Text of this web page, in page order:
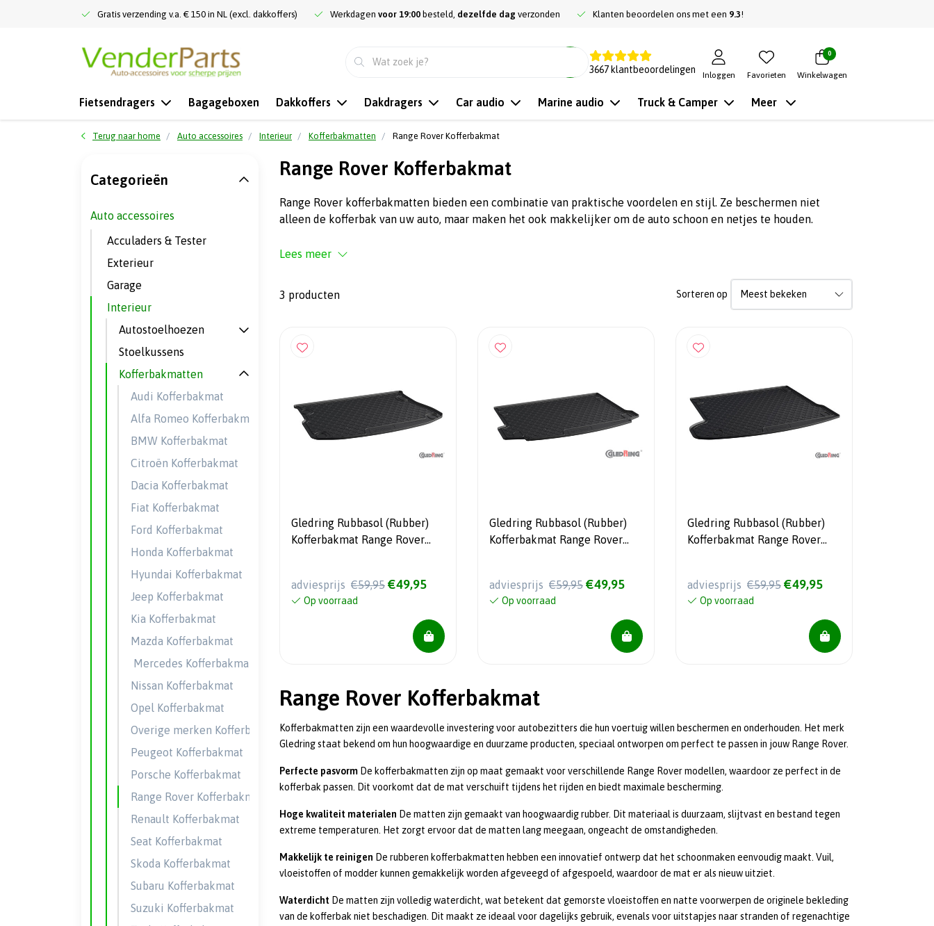
Gratis verzending v.a. € 150 in NL (excl. dakkoffers) Werkdagen voor 19:00 besteld, dezelfde dag verzonden Klanten beoordelen ons met een 9.3!
3667 klantbeoordelingen
Inloggen Favorieten
0
Winkelwagen
Fietsendragers Bagageboxen Dakkoffers Dakdragers Car audio Marine audio Truck & Camper Meer
Terug naar home Auto accessoires Interieur Kofferbakmatten Range Rover Kofferbakmat
Range Rover Kofferbakmat
Range Rover kofferbakmatten bieden een combinatie van praktische voordelen en stijl. Ze beschermen niet
alleen de kofferbak van uw auto, maar maken het ook makkelijker om de auto schoon en netjes te houden.
Lees meer
3 producten Sorteren op
Gledring Rubbasol (Rubber)
Kofferbakmat Range Rover
adviesprijs €59,95 €49,95
Op voorraad
Gledring Rubbasol (Rubber)
Kofferbakmat Range Rover
adviesprijs €59,95 €49,95
Op voorraad
Gledring Rubbasol (Rubber)
Kofferbakmat Range Rover
adviesprijs €59,95 €49,95
Op voorraad
Range Rover Kofferbakmat
Kofferbakmatten zijn een waardevolle investering voor autobezitters die hun voertuig willen beschermen en onderhouden. Het merk
Gledring staat bekend om hun hoogwaardige en duurzame producten, speciaal ontworpen om perfect te passen in jouw Range Rover.
Perfecte pasvorm De kofferbakmatten zijn op maat gemaakt voor verschillende Range Rover modellen, waardoor ze perfect in de
kofferbak passen. Dit voorkomt dat de mat verschuift tijdens het rijden en biedt maximale bescherming.
Hoge kwaliteit materialen De matten zijn gemaakt van hoogwaardig rubber. Dit materiaal is duurzaam, slijtvast en bestand tegen
extreme temperaturen. Het zorgt ervoor dat de matten lang meegaan, ongeacht de omstandigheden.
Makkelijk te reinigen De rubberen kofferbakmatten hebben een innovatief ontwerp dat het schoonmaken eenvoudig maakt. Vuil,
vloeistoffen of modder kunnen gemakkelijk worden afgeveegd of afgespoeld, waardoor de mat er als nieuw uitziet.
Waterdicht De matten zijn volledig waterdicht, wat betekent dat gemorste vloeistoffen en natte voorwerpen de originele bekleding
van de kofferbak niet beschadigen. Dit maakt ze ideaal voor dagelijks gebruik, evenals voor uitstapjes naar stranden of regenachtige
Categorieën
Auto accessoires
Acculaders & Tester
Exterieur
Garage
Interieur
Autostoelhoezen
Stoelkussens
Kofferbakmatten
Audi Kofferbakmat
Alfa Romeo Kofferbakmat
BMW Kofferbakmat
Citroën Kofferbakmat
Dacia Kofferbakmat
Fiat Kofferbakmat
Ford Kofferbakmat
Honda Kofferbakmat
Hyundai Kofferbakmat
Jeep Kofferbakmat
Kia Kofferbakmat
Mazda Kofferbakmat
Mercedes Kofferbakmat
Nissan Kofferbakmat
Opel Kofferbakmat
Overige merken Kofferbakmatten
Peugeot Kofferbakmat
Porsche Kofferbakmat
Range Rover Kofferbakmat
Renault Kofferbakmat
Seat Kofferbakmat
Skoda Kofferbakmat
Subaru Kofferbakmat
Suzuki Kofferbakmat